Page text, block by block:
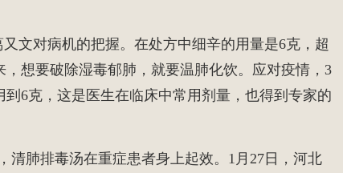
文对病机的把握。在处方中细辛的用量是6克，超
想要破除湿毒郁肺，就要温肺化饮。应对疫情，3
6克，这是医生在临床中常用剂量，也得到专家的
清肺排毒汤在重症患者身上起效。1月27日，河北